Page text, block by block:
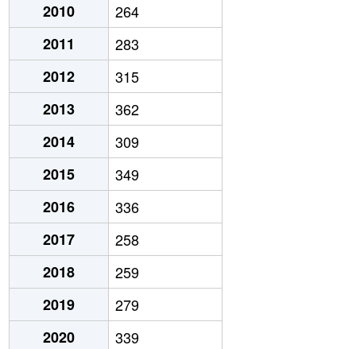
2010
264
2011
283
2012
315
2013
362
2014
309
2015
349
2016
336
2017
258
2018
259
2019
279
2020
339